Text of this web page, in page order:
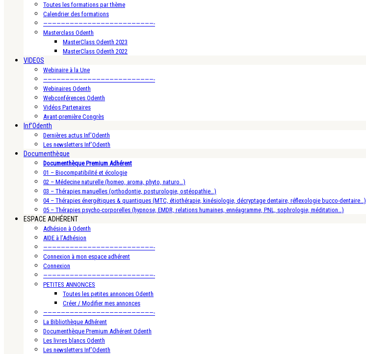
Toutes les formations par thème
Calendrier des formations
—————————————————————————-
Masterclass Odenth
MasterClass Odenth 2023
MasterClass Odenth 2022
VIDEOS
Webinaire à la Une
—————————————————————————-
Webinaires Odenth
Webconférences Odenth
Vidéos Partenaires
Avant-première Congrès
Inf’Odenth
Dernières actus Inf’Odenth
Les newsletters Inf’Odenth
Documenthèque
Documenthèque Premium Adhérent
01 – Biocompatibilité et écologie
02 – Médecine naturelle (homeo, aroma, phyto, naturo…)
03 – Thérapies manuelles (orthodontie, posturologie, ostéopathie…)
04 – Thérapies énergétiques & quantiques (MTC, étiothérapie, kinésiologie, décryptage dentaire, réflexologie bucco-dentaire…)
05 – Thérapies psycho-corporelles (hypnose, EMDR, relations humaines, ennéagramme, PNL, sophrologie, méditation…)
ESPACE ADHÉRENT
Adhésion à Odenth
AIDE à l’Adhésion
—————————————————————————-
Connexion à mon espace adhérent
Connexion
—————————————————————————-
PETITES ANNONCES
Toutes les petites annonces Odenth
Créer / Modifier mes annonces
—————————————————————————-
La Bibliothèque Adhérent
Documenthèque Premium Adhérent Odenth
Les livres blancs Odenth
Les newsletters Inf’Odenth